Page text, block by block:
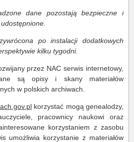
dane pozostają bezpieczne i
po instalacji dodatkowych
kilku tygodni.
przez NAC serwis internetowy,
są opisy i skany materiałów
w polskich archiwach.
korzystać mogą genealodzy,
pracownicy naukowi oraz
korzystaniem z zasobu
umożliwia korzystanie z materiałów